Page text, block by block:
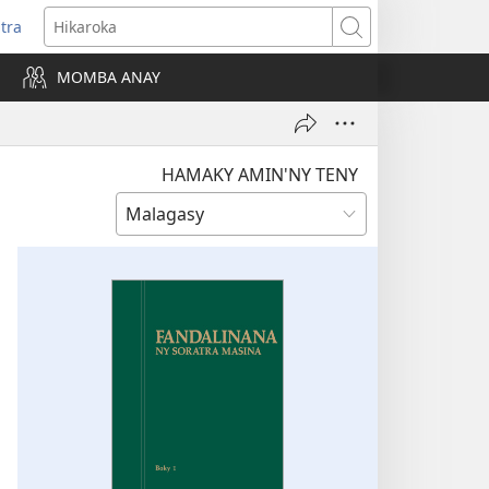
Hikaroka
MOMBA ANAY
HAMAKY AMIN'NY TENY